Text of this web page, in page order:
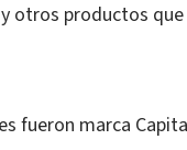
otros productos
fueron marca